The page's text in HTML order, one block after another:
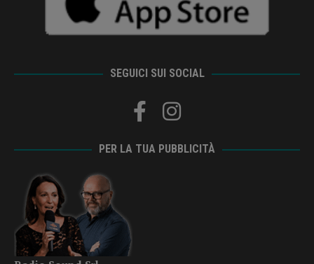
SEGUICI SUI SOCIAL
PER LA TUA PUBBLICITÀ